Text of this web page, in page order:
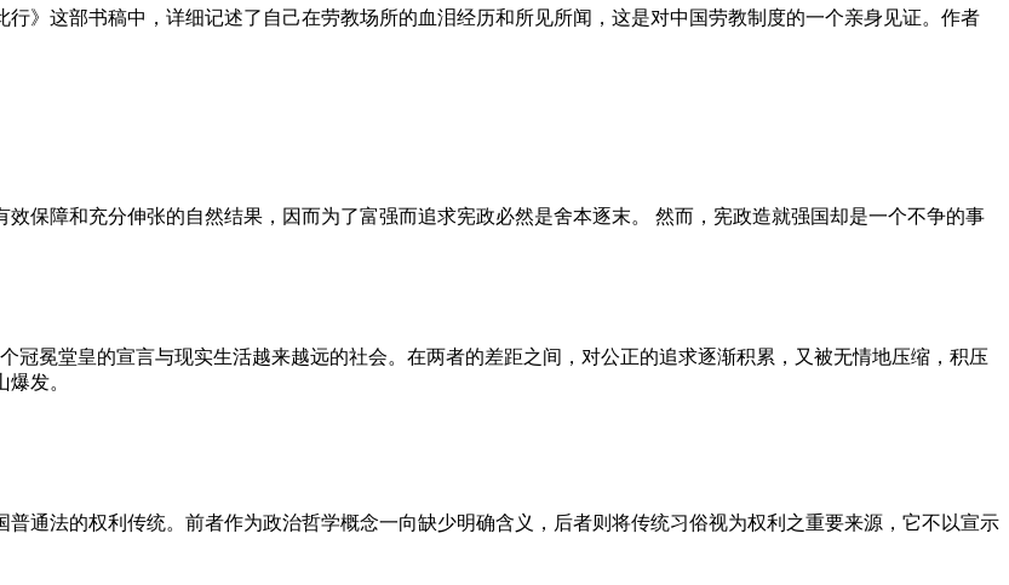
》这部书稿中，详细记述了自己在劳教场所的血泪经历和所见所闻，这是对中国劳教制度的一个亲身见证。作者
保障和充分伸张的自然结果，因而为了富强而追求宪政必然是舍本逐末。 然而，宪政造就强国却是一个不争的事
冠冕堂皇的宣言与现实生活越来越远的社会。在两者的差距之间，对公正的追求逐渐积累，又被无情地压缩，积压
发。
通法的权利传统。前者作为政治哲学概念一向缺少明确含义，后者则将传统习俗视为权利之重要来源，它不以宣示